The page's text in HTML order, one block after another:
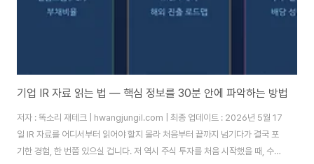
기업 IR 자료 읽는 법 — 핵심 정보를 30분 안에 파악하는 방법
저자 : 똑소리 재테크 | hwangjungil.com | 최종 업데이트 : 2026년 5월 17
일 IR 자료를 어디서부터 읽어야 할지 몰라 처음부터 끝까지 넘기다가 결국 포
기한 경험, 한 번쯤 있으실 겁니다. 저 역시 주식 투자를 처음 시작했을 때, 수십